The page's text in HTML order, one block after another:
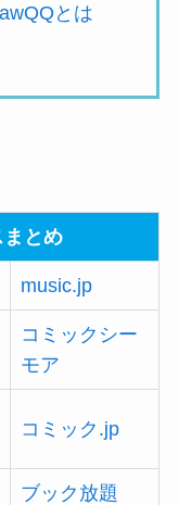
とは
とめ
music.jp
コミックシー
モア
コミック.jp
ブック放題